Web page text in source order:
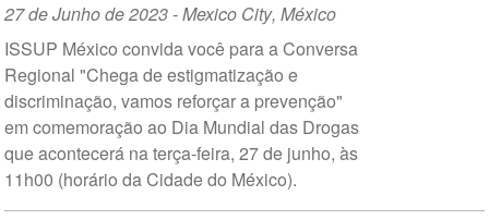
Data
do
evento
27 de Junho de 2023-Mexico City, México
ISSUP México convida você para a Conversa
Regional "Chega de estigmatização e
discriminação, vamos reforçar a prevenção"
em comemoração ao Dia Mundial das Drogas
que acontecerá na terça-feira, 27 de junho, às
11h00 (horário da Cidade do México).